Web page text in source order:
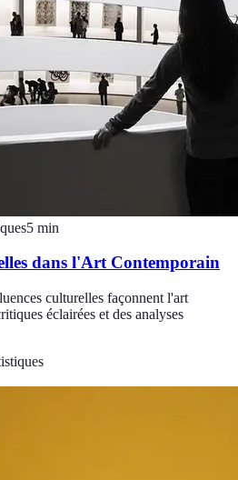
5 min
dans l'Art Contemporain
culturelles façonnent l'art
éclairées et des analyses